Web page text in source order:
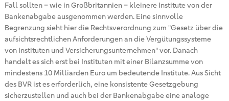
Fall sollten – wie in Großbritannien – kleinere Institute von der
Bankenabgabe ausgenommen werden. Eine sinnvolle
Begrenzung sieht hier die Rechtsverordnung zum "Gesetz über die
aufsichtsrechtlichen Anforderungen an die Vergütungssysteme
von Instituten und Versicherungsunternehmen" vor. Danach
handelt es sich erst bei Instituten mit einer Bilanzsumme von
mindestens 10 Milliarden Euro um bedeutende Institute. Aus Sicht
des BVR ist es erforderlich, eine konsistente Gesetzgebung
sicherzustellen und auch bei der Bankenabgabe eine analoge